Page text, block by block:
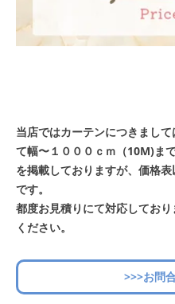
当店ではカーテンにつきまし
て幅〜１０００ｃｍ（10M)ま
を掲載しておりますが、価格
です。
都度お見積りにて対応してお
ください。
>>>お問